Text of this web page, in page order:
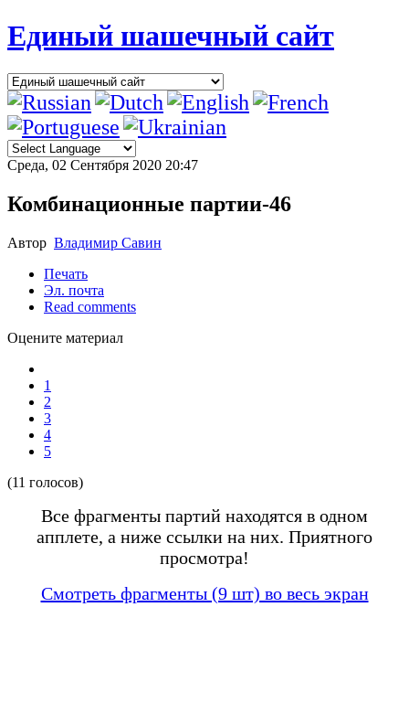
Единый шашечный сайт
Среда, 02 Сентября 2020 20:47
Комбинационные партии-46
Автор Владимир Савин
Печать
Эл. почта
Read comments
Оцените материал
1
2
3
4
5
(11 голосов)
Все фрагменты партий находятся в одном
апплете, а ниже ссылки на них. Приятного
просмотра!
Смотреть фрагменты (9 шт) во весь экран